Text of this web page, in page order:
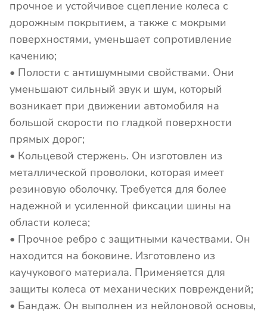
прочное и устойчивое сцепление колеса с
дорожным покрытием, а также с мокрыми
поверхностями, уменьшает сопротивление
качению;
• Полости с антишумными свойствами. Они
уменьшают сильный звук и шум, который
возникает при движении автомобиля на
большой скорости по гладкой поверхности
прямых дорог;
• Кольцевой стержень. Он изготовлен из
металлической проволоки, которая имеет
резиновую оболочку. Требуется для более
надежной и усиленной фиксации шины на
области колеса;
• Прочное ребро с защитными качествами. Он
находится на боковине. Изготовлено из
каучукового материала. Применяется для
защиты колеса от механических повреждений;
• Бандаж. Он выполнен из нейлоновой основы,